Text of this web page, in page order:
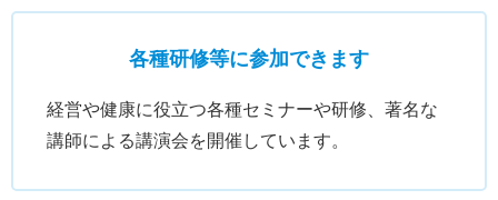
各種研修等に参加できます
経営や健康に役立つ各種セミナーや研修、著名な
講師による講演会を開催しています。